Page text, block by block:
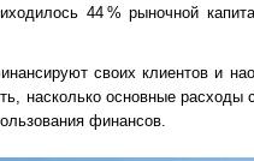
44 % рыночной
своих клиентов и
насколько основные расходы
финансов.